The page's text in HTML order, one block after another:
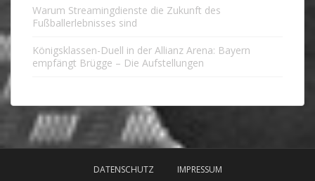
Warum Streamingdienste die Zukunft des
Fußballerlebnisses sind
Königsklassen-Duell in der Allianz Arena: Bayern
empfängt Brügge – Die Aufstellungen
DATENSCHUTZ IMPRESSUM